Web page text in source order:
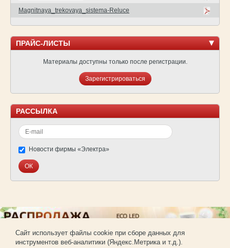
Magnitnaya_trekovaya_sistema-Reluce
ПРАЙС-ЛИСТЫ
Материалы доступны только после регистрации.
Зарегистрироваться
РАССЫЛКА
Новости фирмы «Электра»
© Фирма «Электра»
Cайт использует файлы cookie при сборе данных для
инструментов веб-аналитики (Яндекс.Метрика и т.д.).